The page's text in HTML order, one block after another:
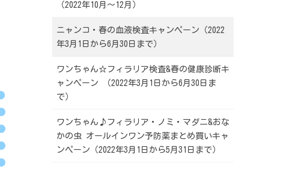
（2022年10月～12月）
ニャンコ・春の血液検査キャンペーン（2022
年3月1日から6月30日まで）
ワンちゃん☆フィラリア検査&春の健康診断キ
ャンペーン （2022年3月1日から6月30日ま
で）
ワンちゃん♪フィラリア・ノミ・マダニ&おな
かの虫 オールインワン予防薬まとめ買いキャ
ンペーン（2022年3月1日から5月31日まで）